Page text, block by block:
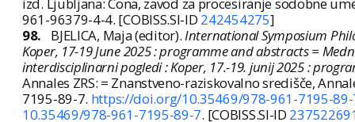
961-96379-4-4. [COBISS.SI-ID 242454275]
98.
BJELICA, Maja (editor).International Symposium
Koper, 17-19 June 2025 : programme and abstracts =
interdisciplinarni pogledi : Koper, 17.-19. junij 2025 :
Annales ZRS: = Znanstveno-raziskovalno središče,
7195-89-7. https://doi.org/10.35469/978-961-7195-
10.35469/978-961-7195-89-7. [COBISS.SI-ID